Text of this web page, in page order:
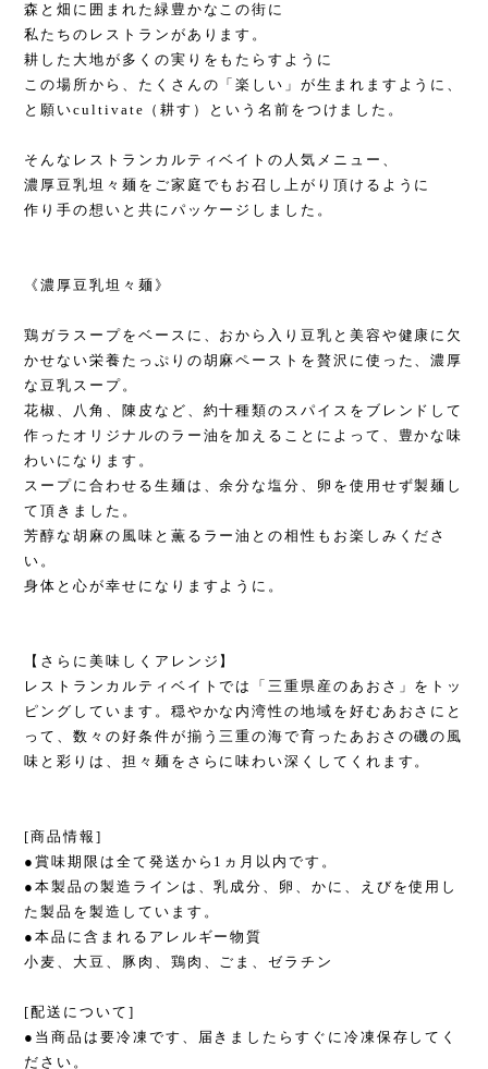
森と畑に囲まれた緑豊かなこの街に
私たちのレストランがあります。
耕した大地が多くの実りをもたらすように
この場所から、たくさんの「楽しい」が生まれますように、
と願いcultivate（耕す）という名前をつけました。
そんなレストランカルティベイトの人気メニュー、
濃厚豆乳坦々麺をご家庭でもお召し上がり頂けるように
作り手の想いと共にパッケージしました。
《濃厚豆乳坦々麺》
鶏ガラスープをベースに、おから入り豆乳と美容や健康に欠
かせない栄養たっぷりの胡麻ペーストを贅沢に使った、濃厚
な豆乳スープ。
花椒、八角、陳皮など、約十種類のスパイスをブレンドして
作ったオリジナルのラー油を加えることによって、豊かな味
わいになります。
スープに合わせる生麺は、余分な塩分、卵を使用せず製麺し
て頂きました。
芳醇な胡麻の風味と薫るラー油との相性もお楽しみくださ
い。
身体と心が幸せになりますように。
【さらに美味しくアレンジ】
レストランカルティベイトでは「三重県産のあおさ」をトッ
ピングしています。穏やかな内湾性の地域を好むあおさにと
って、数々の好条件が揃う三重の海で育ったあおさの磯の風
味と彩りは、担々麺をさらに味わい深くしてくれます。
[商品情報]
●賞味期限は全て発送から1ヵ月以内です。
●本製品の製造ラインは、乳成分、卵、かに、えびを使用し
た製品を製造しています。
●本品に含まれるアレルギー物質
小麦、大豆、豚肉、鶏肉、ごま、ゼラチン
[配送について]
●当商品は要冷凍です、届きましたらすぐに冷凍保存してく
ださい。